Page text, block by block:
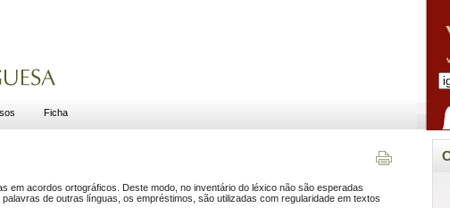
Ficha
em acordos ortográficos. Deste modo, no inventário do léxico não são esperadas
de outras línguas, os empréstimos, são utilizadas com regularidade em textos